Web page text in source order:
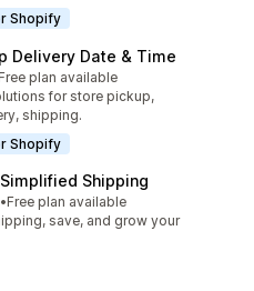
Shopify
Delivery Date & Time
üzerinden
plan available
for store pickup,
shipping.
Shopify
Shipping
üzerinden
değerlendirme
•Free plan available
save, and grow your